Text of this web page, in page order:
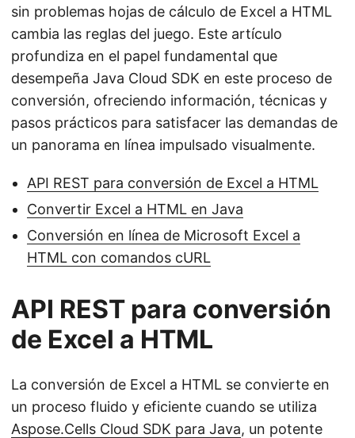
sin problemas hojas de cálculo de Excel a HTML
cambia las reglas del juego. Este artículo
profundiza en el papel fundamental que
desempeña Java Cloud SDK en este proceso de
conversión, ofreciendo información, técnicas y
pasos prácticos para satisfacer las demandas de
un panorama en línea impulsado visualmente.
API REST para conversión de Excel a HTML
Convertir Excel a HTML en Java
Conversión en línea de Microsoft Excel a
HTML con comandos cURL
API REST para conversión
de Excel a HTML
La conversión de Excel a HTML se convierte en
un proceso fluido y eficiente cuando se utiliza
Aspose.Cells Cloud SDK para Java, un potente